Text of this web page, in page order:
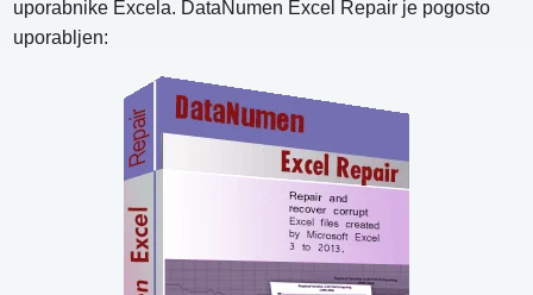
uporabnike Excela. DataNumen Excel Repair je pogosto
uporabljen: